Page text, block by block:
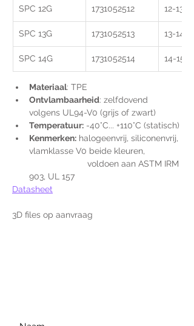
SPC 12G 1731052512 12-13
SPC 13G 1731052513 13-14
SPC 14G 1731052514 14-15
Materiaal: TPE
Ontvlambaarheid: zelfdovend
volgens UL94-V0 (grijs of zwart)
Temperatuur: -40°C... +110°C (statisch)
Kenmerken: halogeenvrij, siliconenvrij,
vlamklasse V0 beide kleuren,
903, UL 157
Datasheet
3D files op aanvraag